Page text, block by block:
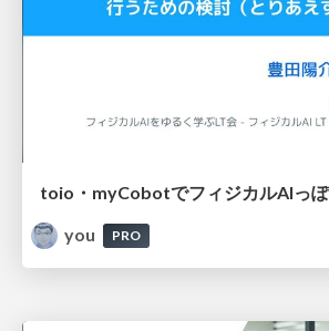
you
PRO